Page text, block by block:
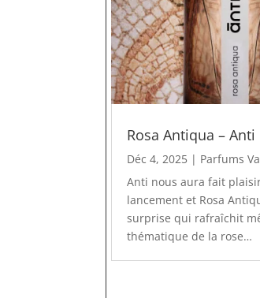
Rosa Antiqua – Anti
Déc 4, 2025 | Parfums
Anti nous aura fait
lancement et Rosa
surprise qui rafraîchit
thématique de la rose…